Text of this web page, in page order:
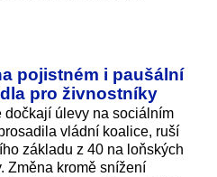
pojistném i paušální
pro živnostníky
úlevy na sociálním
vládní koalice, ruší
základu z 40 na loňských
Změna kromě snížení